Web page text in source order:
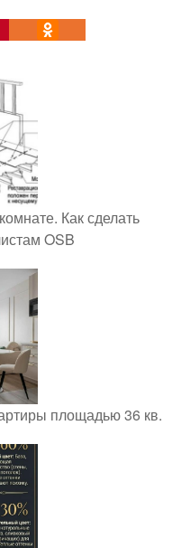
Как сделать
OSB
площадью 36 кв.